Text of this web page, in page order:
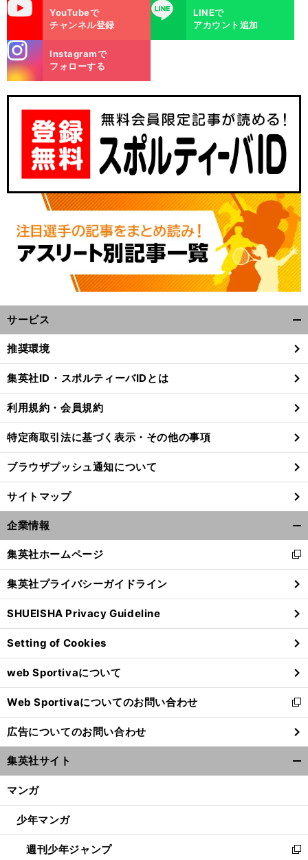
？
ポ
、
前
YouTubeで
チャンネル登録
LINE
LINEで
アカウント追加
m
Instagramで
フォローする
サービス
閉
る
推奨環境
集英社ID・スポルティーバIDとは
利用規約・会員規約
特定商取引法に基づく表示・その他の事項
ブラウザプッシュ通知について
サイトマップ
企業情報
閉
る
集英社ホームページ
新
し
い
ウ
ィ
ン
ド
ウ
で
開
く
集英社プライバシーガイドライン
SHUEISHA Privacy Guideline
Setting of Cookies
web Sportivaについて
Web Sportivaについてのお問い合わせ
新
し
い
ウ
ィ
ン
ウ
開
く
広告についてのお問い合わせ
集英社サイト
マンガ
少年マンガ
週刊少年ジャンプ
新